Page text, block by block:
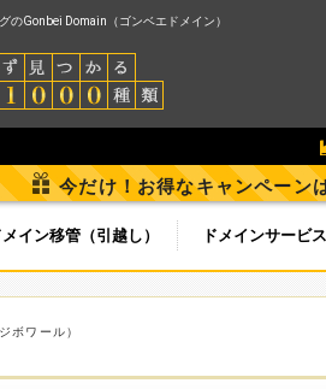
のGonbei Domain（ゴンベエドメイン）
今だけ！お得なキャンペーン
メイン移管（引越し） ドメインサービ
ボワール）